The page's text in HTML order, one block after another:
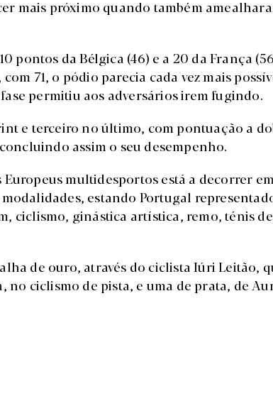
mais próximo quando também
pontos da Bélgica (46) e a 20 da França
71, o pódio parecia cada vez mais
fase permitiu aos adversários irem fugindo.
e terceiro no último, com pontuação a
assim o seu desempenho.
multidesportos está a decorrer em
estando Portugal
ciclismo, ginástica artística, remo, ténis de
de ouro, através do ciclista Iúri Leitão,
no ciclismo de pista, e uma de prata, de